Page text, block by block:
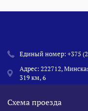
Единый номер:+375
Адрес: 222712,
319 км, 6
Схема проезда